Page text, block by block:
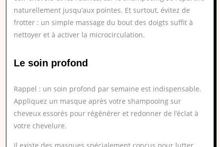
naturellement jusqu’aux pointes. Et surtout, évitez de
frotter : un simple massage du bout des doigts suffit à
nettoyer et à activer la microcirculation.
Le soin profond
Rappel : un soin profond par semaine est indispensable.
Appliquez un masque après votre shampooing sur
cheveux essorés pour régénérer et redonner de l’éclat à
votre chevelure.